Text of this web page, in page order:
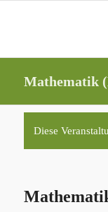
Mathematik
Diese